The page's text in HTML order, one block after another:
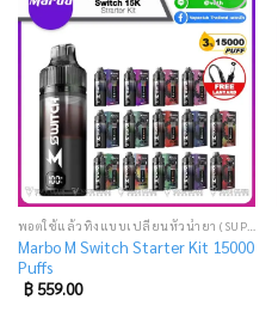
Add
to
wishlist
Marbo M Switch Starter Kit 15000
Puffs
฿559.00